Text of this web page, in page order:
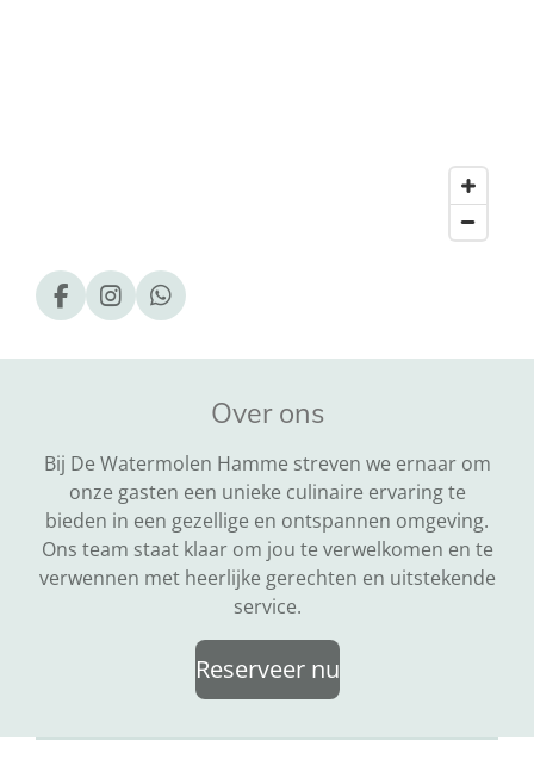
F
a
k
I
n
a
m
W
h
p
Over ons
Bij De Watermolen Hamme streven we ernaar om
onze gasten een unieke culinaire ervaring te
bieden in een gezellige en ontspannen omgeving.
Ons team staat klaar om jou te verwelkomen en te
verwennen met heerlijke gerechten en uitstekende
service.
Reserveer nu